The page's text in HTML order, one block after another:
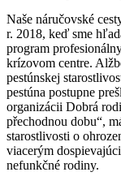
Naše náručovské
r. 2018, keď sme
program
krízovom centre.
pestúnskej
pestúna postupne
organizácii Dobrá
přechodnou dobu“,
starostlivosti o
viacerým
nefunkčné rodiny.